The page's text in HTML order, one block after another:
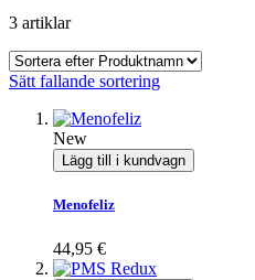
3 artiklar
Sätt fallande sortering
New
Lägg till i kundvagn
Menofeliz
44,95 €